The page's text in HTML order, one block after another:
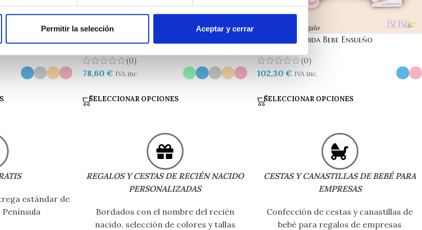
Permitir la selección Aceptar y cerrar
Chupete de Regalo
Cesta Bebe Bienvenida Basic
(0)
78,60 € IVA inc.
SELECCIONAR OPCIONES
Chupete de Regalo
Cesta Bienvenida Bebe Ensueño
(0)
102,30 € IVA inc.
SELECCIONAR OPCIONES
estándar de
REGALOS Y CESTAS DE RECIÉN NACIDO
PERSONALIZADAS
Bordados con el nombre del recién
nacido, selección de colores y tallas
CESTAS Y CANASTILLAS DE BEBÉ PARA
EMPRESAS
Confección de cestas y canastillas de
bebé para regalos de empresas